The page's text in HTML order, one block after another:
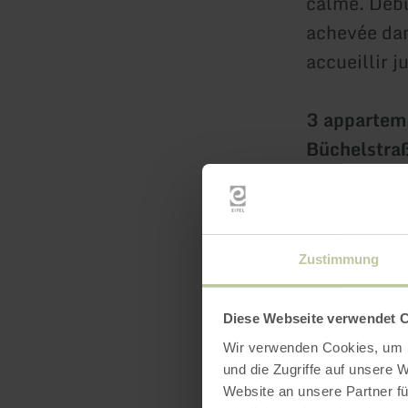
Zustimmung
Diese Webseite verwendet
Wir verwenden Cookies,
und die Zugriffe auf unsere
Website an unsere Partner
achevée
accueillir
3
Depuis
d'entre
renommée
2